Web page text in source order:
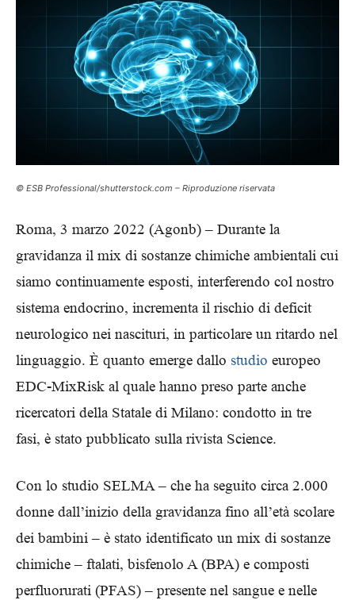
© ESB Professional/shutterstock.com – Riproduzione riservata
Roma, 3 marzo 2022 (Agonb) – Durante la
gravidanza il mix di sostanze chimiche ambientali cui
siamo continuamente esposti, interferendo col nostro
sistema endocrino, incrementa il rischio di deficit
neurologico nei nascituri, in particolare un ritardo nel
linguaggio. È quanto emerge dallo studio europeo
EDC-MixRisk al quale hanno preso parte anche
ricercatori della Statale di Milano: condotto in tre
fasi, è stato pubblicato sulla rivista Science.
Con lo studio SELMA – che ha seguito circa 2.000
donne dall’inizio della gravidanza fino all’età scolare
dei bambini – è stato identificato un mix di sostanze
chimiche – ftalati, bisfenolo A (BPA) e composti
perfluorurati (PFAS) – presente nel sangue e nelle